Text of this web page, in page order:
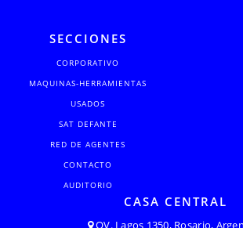
SECCIONES
CORPORATIVO
MAQUINAS-HERRAMIENTAS
USADOS
SAT DEFANTE
RED DE AGENTES
CONTACTO
AUDITORIO
CASA CENTRAL
OV. Lagos 1350, Rosario,